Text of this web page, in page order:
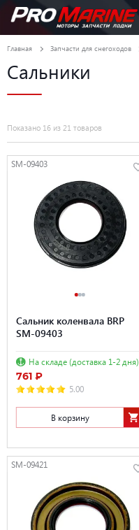
Главная Запчасти для снегоходов
Сальники
Показано 16 из 21 товаров
SM-09403
Сальник коленвала BRP
SM-09403
На складе (доставка 1-2 дня)
761 ₽
5.00
В корзину
SM-09421